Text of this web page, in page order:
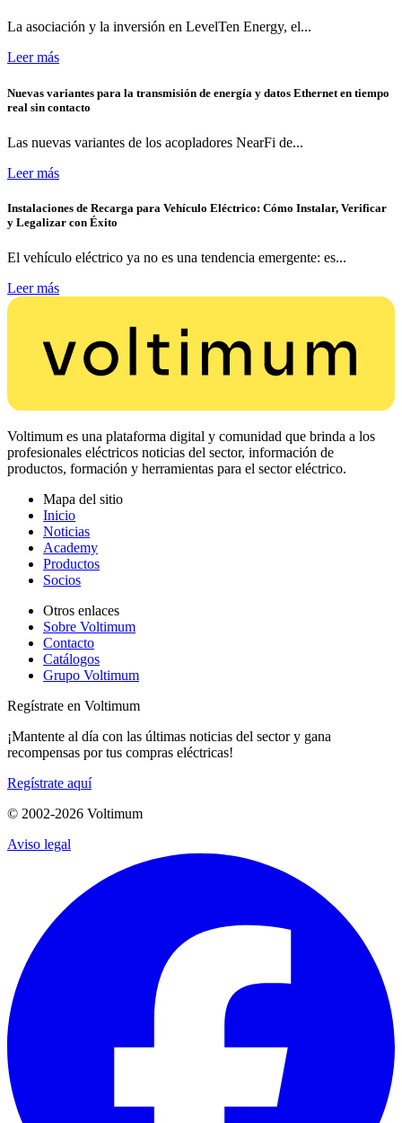
La asociación y la inversión en LevelTen Energy, el...
Leer más
Nuevas variantes para la transmisión de energía y datos Ethernet en tiempo
real sin contacto
Las nuevas variantes de los acopladores NearFi de...
Leer más
Instalaciones de Recarga para Vehículo Eléctrico: Cómo Instalar, Verificar
y Legalizar con Éxito
El vehículo eléctrico ya no es una tendencia emergente: es...
Leer más
Voltimum es una plataforma digital y comunidad que brinda a los
profesionales eléctricos noticias del sector, información de
productos, formación y herramientas para el sector eléctrico.
Mapa del sitio
Inicio
Noticias
Academy
Productos
Socios
Otros enlaces
Sobre Voltimum
Contacto
Catálogos
Grupo Voltimum
Regístrate en Voltimum
¡Mantente al día con las últimas noticias del sector y gana
recompensas por tus compras eléctricas!
Regístrate aquí
© 2002-2026 Voltimum
Aviso legal